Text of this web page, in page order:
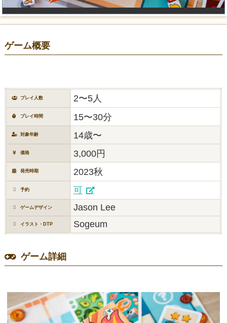
ゲーム概要
プレイ人数 2〜5人
プレイ時間 15〜30分
対象年齢 14歳〜
価格 3,000円
発売時期 2023秋
予約 可
ゲームデザイン Jason Lee
イラスト・DTP Sogeum
ゲーム詳細